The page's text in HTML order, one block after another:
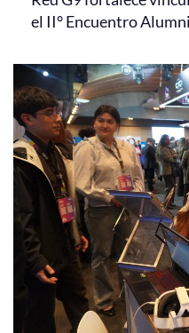
el II° Encuentro Alumni